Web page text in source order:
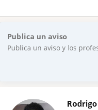
Publica un aviso
Publica un aviso y los
Rodrigo